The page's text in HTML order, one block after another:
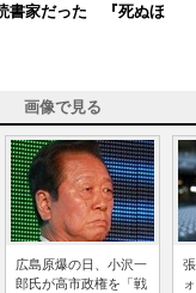
書家だった 『死ぬほ
画像で見る
広島原爆の日、小沢一
郎氏が高市政権を「戦